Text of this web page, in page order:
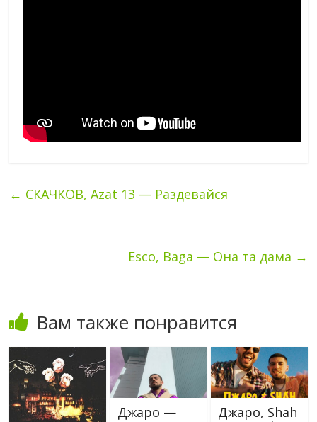
← СКАЧКОВ, Azat 13 — Раздевайся
Esco, Baga — Она та дама →
Вам также понравится
Джаро —
Джаро, Shah